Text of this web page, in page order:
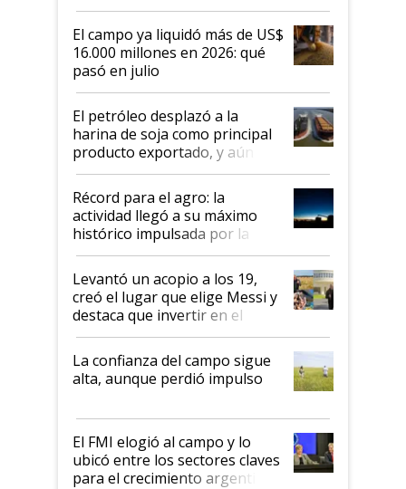
El campo ya liquidó más de US$
16.000 millones en 2026: qué
pasó en julio
El petróleo desplazó a la
harina de soja como principal
producto exportado, y aún así
el agro aportó casi seis de cada
diez dólares y sostuvo el
liderazgo en un semestre
récord
Récord para el agro: la
actividad llegó a su máximo
histórico impulsada por la
cosecha y las exportaciones
Levantó un acopio a los 19,
creó el lugar que elige Messi y
destaca que invertir en el
kirchnerismo era como "darle
plata a un hijo para droga":
Juan Félix Rossetti, el libertario
que de una dura crisis salió
de Milei
La confianza del campo sigue
alta, aunque perdió impulso
El FMI elogió al campo y lo
ubicó entre los sectores claves
para el crecimiento argentino